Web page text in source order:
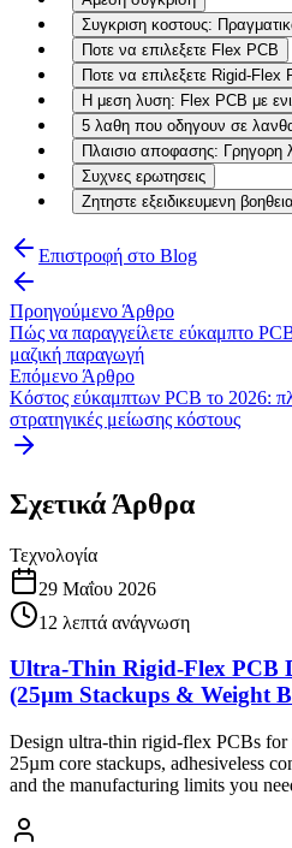
Συγκριση κοστους:
Ποτε να επιλεξετε Flex PCB
Ποτε να επιλεξετε Rigid-Flex
Η μεση λυση: Flex PCB με
5 λαθη που οδηγουν σε
Πλαισιο αποφασης: Γρηγορη
Συχνες ερωτησεις
Ζητηστε εξειδικευμενη βοηθεια
Επιστροφή στο Blog
Προηγούμενο Άρθρο
Πώς να παραγγείλετε εύκαμπτο
μαζική παραγωγή
Επόμενο Άρθρο
Κόστος εύκαμπτων PCB το 2026:
στρατηγικές μείωσης κόστους
Σχετικά Άρθρα
Τεχνολογία
29 Μαΐου 2026
12 λεπτά ανάγνωση
Ultra-Thin Rigid-Flex PCB
(25µm Stackups & Weight
Design ultra-thin rigid-flex PCBs for
25µm core stackups, adhesiveless
and the manufacturing limits you